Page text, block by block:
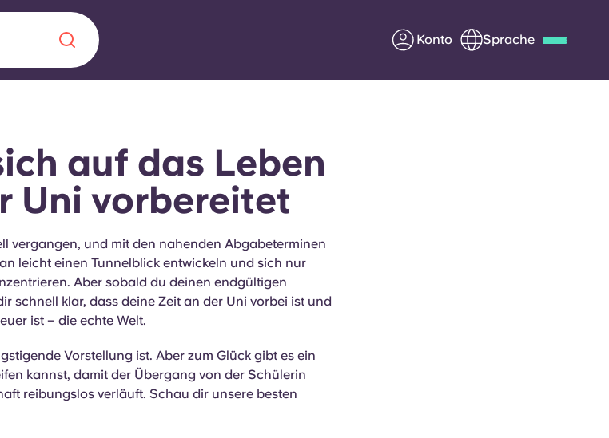
Konto Sprache
Über uns
Häufig gestellte Fragen
Blog
Kontakt aufnehmen
auf das Leben
Uni vorbereitet
vergangen, und mit den nahenden Abgabeterminen
leicht einen Tunnelblick entwickeln und sich nur
Aber sobald du deinen endgültigen
schnell klar, dass deine Zeit an der Uni vorbei ist und
ist – die echte Welt.
Vorstellung ist. Aber zum Glück gibt es ein
kannst, damit der Übergang von der Schülerin
reibungslos verläuft. Schau dir unsere besten